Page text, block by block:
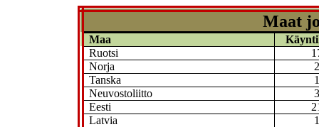
Maat
Maa
Ruotsi
Norja
2
Tanska
1
Neuvostoliitto
3
Eesti
Latvia
1